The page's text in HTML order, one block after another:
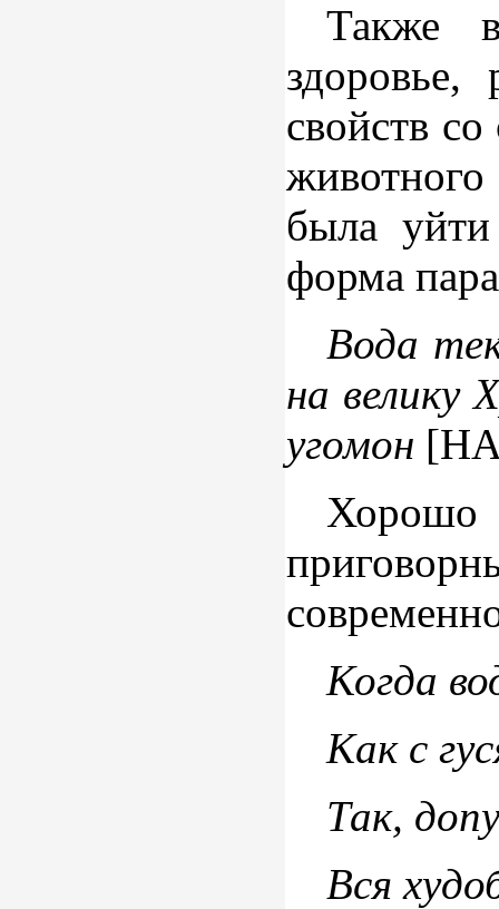
Также
здоровье,
свойств
была
форма
Вода
на велику
угомон
Когда
Как с
Так,
Вся